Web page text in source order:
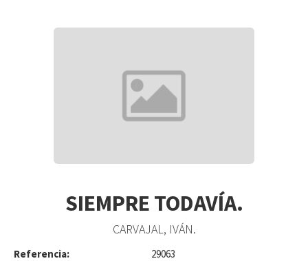
SIEMPRE TODAVÍA.
CARVAJAL, IVÁN.
Referencia: 29063